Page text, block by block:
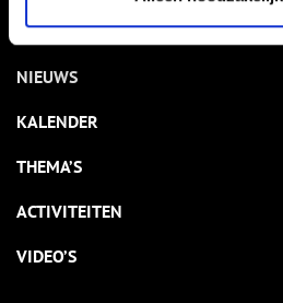
VERHALEN
NIEUWS
KALENDER
THEMA’S
ACTIVITEITEN
VIDEO’S